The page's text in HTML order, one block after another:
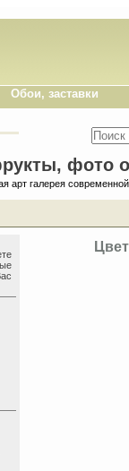
Обои, заставки
фото
арт галерея